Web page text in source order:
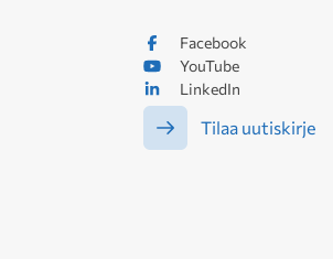
Facebook
YouTube
LinkedIn
Tilaa uutiskirje